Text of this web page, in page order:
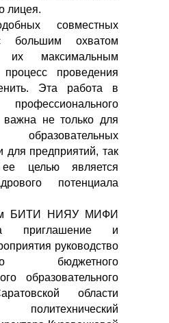
лицея.
совместных
большим охватом
их максимальным
проведения
Эта работа в
важна не только для
для предприятий, так
целью является
потенциала
БИТИ НИЯУ МИФИ
приглашение и
руководство
бюджетного
образовательного
области
политехнический